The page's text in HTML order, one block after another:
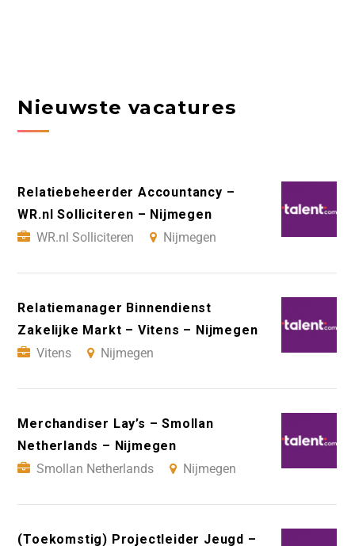
Nieuwste vacatures
Relatiebeheerder Accountancy –
WR.nl Solliciteren – Nijmegen
WR.nl Solliciteren
Nijmegen
Relatiemanager Binnendienst
Zakelijke Markt – Vitens – Nijmegen
Vitens
Nijmegen
Merchandiser Lay’s – Smollan
Netherlands – Nijmegen
Smollan Netherlands
Nijmegen
(Toekomstig) Projectleider Jeugd –